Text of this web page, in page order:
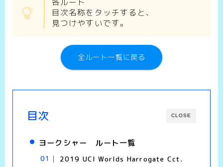
目次名称をタッチすると、
見つけやすいです。
全ルート一覧に戻る
CLOSE
目次
ヨークシャー ルート一覧
2019 UCI Worlds Harrogate Cct.